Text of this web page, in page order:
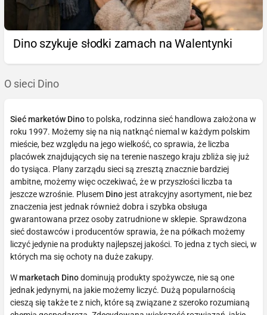
Dino szykuje słodki zamach na Walentynki
O sieci Dino
Sieć marketów Dinoto polska, rodzinna sieć handlowa założona w
roku 1997. Możemy się na nią natknąć niemal w każdym polskim
mieście, bez względu na jego wielkość, co sprawia, że liczba
placówek znajdujących się na terenie naszego kraju zbliża się już
do tysiąca. Plany zarządu sieci są zresztą znacznie bardziej
ambitne, możemy więc oczekiwać, że w przyszłości liczba ta
jeszcze wzrośnie. Plusem Dino jest atrakcyjny asortyment, nie bez
znaczenia jest jednak również dobra i szybka obsługa
gwarantowana przez osoby zatrudnione w sklepie. Sprawdzona
sieć dostawców i producentów sprawia, że na półkach możemy
liczyć jedynie na produkty najlepszej jakości. To jedna z tych sieci, w
których ma się ochoty na duże zakupy.
Wmarketach Dinodominują produkty spożywcze, nie są one
jednak jedynymi, na jakie możemy liczyć. Dużą popularnością
cieszą się także te z nich, które są związane z szeroko rozumianą